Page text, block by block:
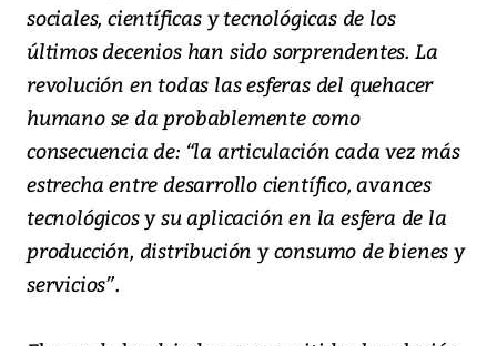
sociales, científicas y tecnológicas de los
últimos decenios han sido sorprendentes. La
revolución en todas las esferas del quehacer
humano se da probablemente como
consecuencia de: “la articulación cada vez más
estrecha entre desarrollo científico, avances
tecnológicos y su aplicación en la esfera de la
producción, distribución y consumo de bienes y
servicios”.